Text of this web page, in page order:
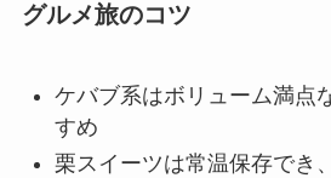
グルメ旅のコツ
ケバブ系はボリューム満点
すめ
栗スイーツは常温保存でき